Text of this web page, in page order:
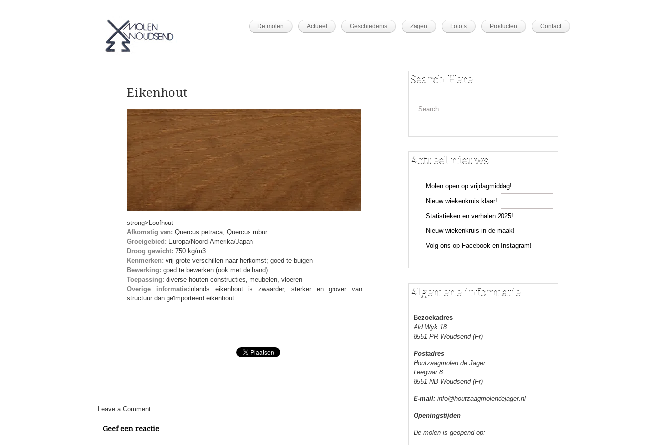
De molen Actueel Geschiedenis Zagen Foto’s Producten Contact
Eikenhout
strong>Loofhout
Afkomstig van: Quercus petraca, Quercus rubur
Groeigebied: Europa/Noord-Amerika/Japan
Droog gewicht: 750 kg/m3
Kenmerken: vrij grote verschillen naar herkomst; goed te buigen
Bewerking: goed te bewerken (ook met de hand)
Toepassing: diverse houten constructies, meubelen, vloeren
Overige informatie:inlands eikenhout is zwaarder, sterker en grover van
structuur dan geïmporteerd eikenhout
Leave a Comment
Geef een reactie
Search Here
Actueel nieuws
Molen open op vrijdagmiddag!
Nieuw wiekenkruis klaar!
Statistieken en verhalen 2025!
Nieuw wiekenkruis in de maak!
Volg ons op Facebook en Instagram!
Algemene informatie
Bezoekadres
Ald Wyk 18
8551 PR Woudsend (Fr)
Postadres
Houtzaagmolen de Jager
Leegwar 8
8551 NB Woudsend (Fr)
E-mail: info@houtzaagmolendejager.nl
Openingstijden
De molen is geopend op: